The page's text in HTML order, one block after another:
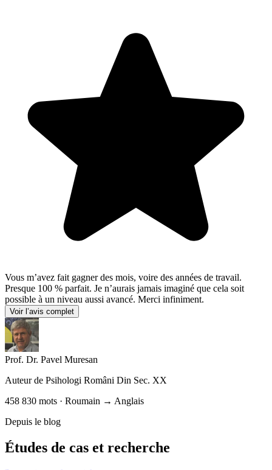
Vous m’avez fait gagner des mois, voire des années de travail.
Presque 100 % parfait. Je n’aurais jamais imaginé que cela soit
possible à un niveau aussi avancé. Merci infiniment.
Voir l’avis complet
Prof. Dr. Pavel Muresan
Auteur de Psihologi Români Din Sec. XX
458 830 mots · Roumain → Anglais
Depuis le blog
Études de cas et recherche